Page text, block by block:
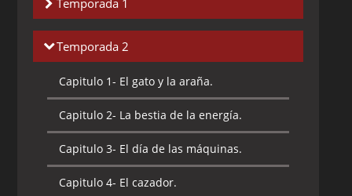
Temporada 1
Capitulo 1-
diamante.
Capitulo 2- El cometa cósmico.
Capitulo 3- El gran símbolo de las
formas.
Capitulo 4-Un acto de desaparición.
Temporada 2
Capitulo 1- El gato y la araña.
Capitulo 2- La bestia de la energía.
Capitulo 3- El día de las máquinas.
Capitulo 4- El cazador.